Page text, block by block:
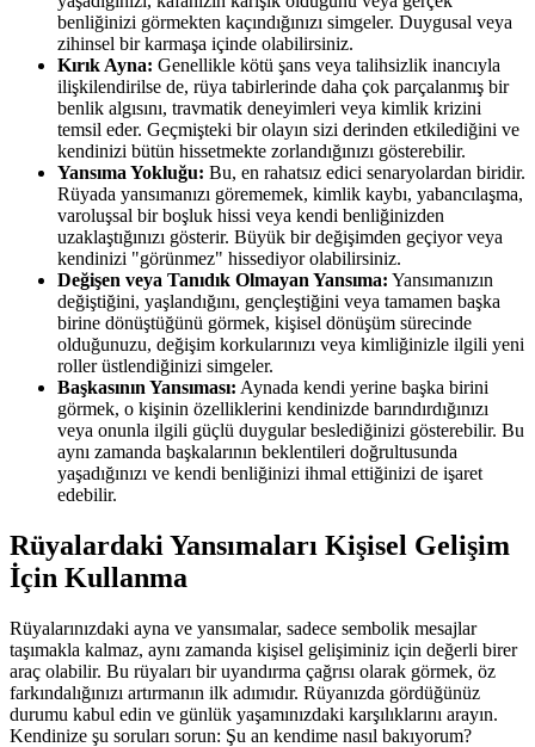
benliğinizi görmekten kaçındığınızı simgeler. Duygusal veya
zihinsel bir karmaşa içinde olabilirsiniz.
Kırık Ayna: Genellikle kötü şans veya talihsizlik inancıyla
ilişkilendirilse de, rüya tabirlerinde daha çok parçalanmış bir
benlik algısını, travmatik deneyimleri veya kimlik krizini
temsil eder. Geçmişteki bir olayın sizi derinden etkilediğini ve
kendinizi bütün hissetmekte zorlandığınızı gösterebilir.
Yansıma Yokluğu: Bu, en rahatsız edici senaryolardan biridir.
Rüyada yansımanızı görememek, kimlik kaybı, yabancılaşma,
varoluşsal bir boşluk hissi veya kendi benliğinizden
uzaklaştığınızı gösterir. Büyük bir değişimden geçiyor veya
kendinizi "görünmez" hissediyor olabilirsiniz.
Değişen veya Tanıdık Olmayan Yansıma: Yansımanızın
değiştiğini, yaşlandığını, gençleştiğini veya tamamen başka
birine dönüştüğünü görmek, kişisel dönüşüm sürecinde
olduğunuzu, değişim korkularınızı veya kimliğinizle ilgili yeni
roller üstlendiğinizi simgeler.
Başkasının Yansıması: Aynada kendi yerine başka birini
görmek, o kişinin özelliklerini kendinizde barındırdığınızı
veya onunla ilgili güçlü duygular beslediğinizi gösterebilir. Bu
aynı zamanda başkalarının beklentileri doğrultusunda
yaşadığınızı ve kendi benliğinizi ihmal ettiğinizi de işaret
edebilir.
Rüyalardaki Yansımaları Kişisel Gelişim
İçin Kullanma
Rüyalarınızdaki ayna ve yansımalar, sadece sembolik mesajlar
taşımakla kalmaz, aynı zamanda kişisel gelişiminiz için değerli birer
araç olabilir. Bu rüyaları bir uyandırma çağrısı olarak görmek, öz
farkındalığınızı artırmanın ilk adımıdır. Rüyanızda gördüğünüz
durumu kabul edin ve günlük yaşamınızdaki karşılıklarını arayın.
Kendinize şu soruları sorun: Şu an kendime nasıl bakıyorum?